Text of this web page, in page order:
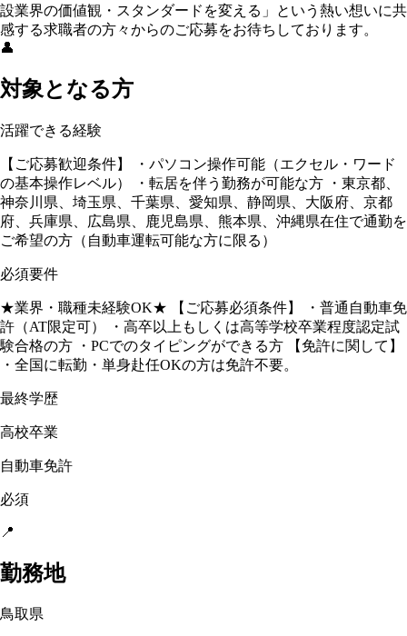
設業界の価値観・スタンダードを変える」という熱い想いに共
感する求職者の方々からのご応募をお待ちしております。
👤
対象となる方
活躍できる経験
【ご応募歓迎条件】 ・パソコン操作可能（エクセル・ワード
の基本操作レベル） ・転居を伴う勤務が可能な方 ・東京都、
神奈川県、埼玉県、千葉県、愛知県、静岡県、大阪府、京都
府、兵庫県、広島県、鹿児島県、熊本県、沖縄県在住で通勤を
ご希望の方（自動車運転可能な方に限る）
必須要件
★業界・職種未経験OK★ 【ご応募必須条件】 ・普通自動車免
許（AT限定可） ・高卒以上もしくは高等学校卒業程度認定試
験合格の方 ・PCでのタイピングができる方 【免許に関して】
・全国に転勤・単身赴任OKの方は免許不要。
最終学歴
高校卒業
自動車免許
必須
📍
勤務地
鳥取県